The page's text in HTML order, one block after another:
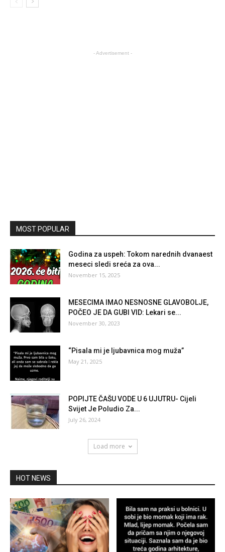
- Advertisement -
MOST POPULAR
Godina za uspeh: Tokom narednih dvanaest
meseci sledi sreća za ova...
November 15, 2025
MESECIMA IMAO NESNOSNE GLAVOBOLJE,
POČEO JE DA GUBI VID: Lekari se...
November 30, 2023
“Pisala mi je ljubavnica mog muža”
May 21, 2025
POPIJTE ČAŠU VODE U 6 UJUTRU- Cijeli
Svijet Je Poludio Za...
July 26, 2024
Load more
HOT NEWS